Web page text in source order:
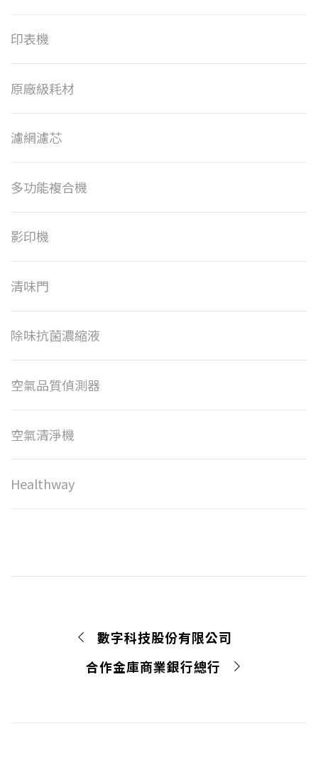
印表機
原廠級耗材
濾網濾芯
多功能複合機
影印機
清味門
除味抗菌濃縮液
空氣品質偵測器
空氣清淨機
Healthway
數字科技股份有限公司
合作金庫商業銀行總行